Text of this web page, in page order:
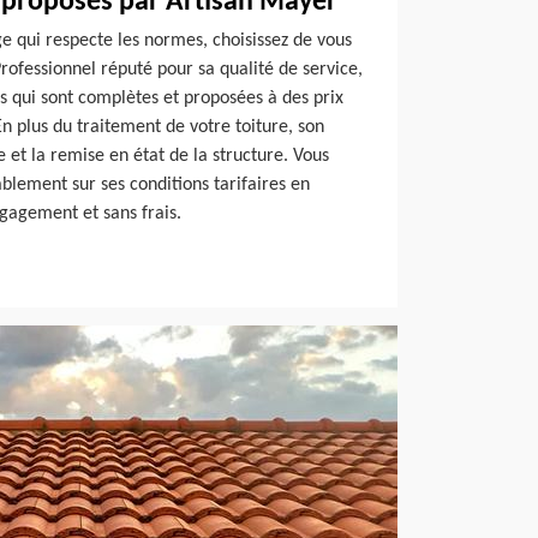
qui respecte les normes, choisissez de vous
réputé pour sa qualité de service,
qui sont complètes et proposées à des prix
plus du traitement de votre toiture, son
et la remise en état de la structure. Vous
sur ses conditions tarifaires en
et sans frais.